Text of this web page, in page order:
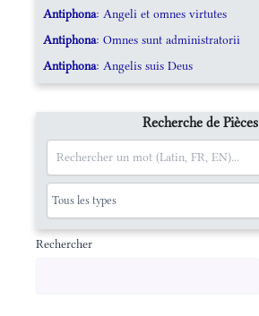
Antiphona: Angeli et omnes virtutes
Antiphona: Omnes sunt administratorii
Antiphona: Angelis suis Deus
Recherche de Pièces
Rechercher